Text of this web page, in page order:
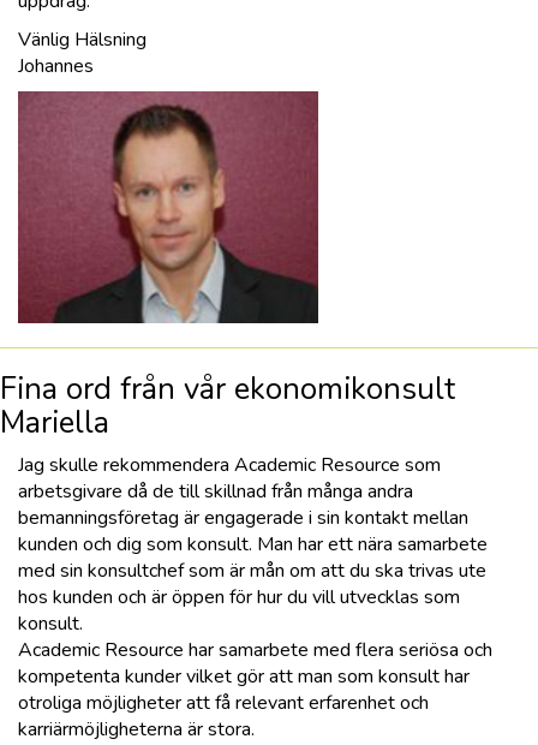
Vänlig Hälsning
Johannes
Fina ord från vår ekonomikonsult
Mariella
Jag skulle rekommendera Academic Resource som
arbetsgivare då de till skillnad från många andra
bemanningsföretag är engagerade i sin kontakt mellan
kunden och dig som konsult. Man har ett nära samarbete
med sin konsultchef som är mån om att du ska trivas ute
hos kunden och är öppen för hur du vill utvecklas som
konsult.
Academic Resource har samarbete med flera seriösa och
kompetenta kunder vilket gör att man som konsult har
otroliga möjligheter att få relevant erfarenhet och
karriärmöjligheterna är stora.